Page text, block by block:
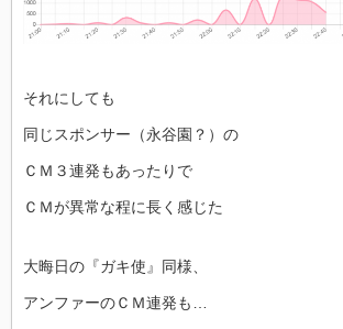
それにしても
同じスポンサー（永谷園？）の
ＣＭ３連発もあったりで
ＣＭが異常な程に長く感じた
大晦日の『ガキ使』同様、
アンファーのＣＭ連発も…